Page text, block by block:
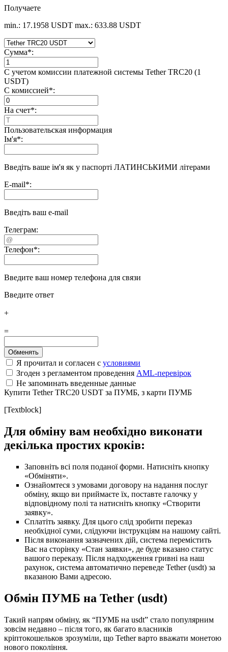
Получаете
min.: 17.1958 USDT max.: 633.88 USDT
Сумма*:
С учетом комиссии платежной системы Tether TRC20 (1
USDT)
С комиссией*:
На счет*:
Пользовательская информация
Ім'я*:
Введіть ваше ім'я як у паспорті ЛАТИНСЬКИМИ літерами
E-mail*:
Введіть ваш e-mail
Телеграм:
Телефон*:
Введите ваш номер телефона для связи
Введите ответ
+
=
Я прочитал и согласен с условиями
Згоден з регламентом проведення AML-перевірок
Не запоминать введенные данные
Купити Tether TRC20 USDT за ПУМБ, з карти ПУМБ
[Textblock]
Для обміну вам необхідно виконати
декілька простих кроків:
Заповніть всі поля поданої форми. Натисніть кнопку
«Обміняти».
Ознайомтеся з умовами договору на надання послуг
обміну, якщо ви приймаєте їх, поставте галочку у
відповідному полі та натисніть кнопку «Створити
заявку».
Сплатіть заявку. Для цього слід зробити переказ
необхідної суми, слідуючи інструкціям на нашому сайті.
Після виконання зазначених дій, система перемістить
Вас на сторінку «Стан заявки», де буде вказано статус
вашого переказу. Після надходження гривні на наш
рахунок, система автоматично переведе Tether (usdt) за
вказаною Вами адресою.
Обмін ПУМБ на Tether (usdt)
Такий напрям обміну, як “ПУМБ на usdt” стало популярним
зовсім недавно – після того, як багато власників
кріптокошельков зрозуміли, що Tether варто вважати монетою
нового покоління.